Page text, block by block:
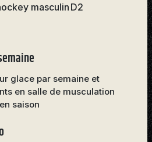
masculin D2
glace par semaine et
en salle de musculation
saison